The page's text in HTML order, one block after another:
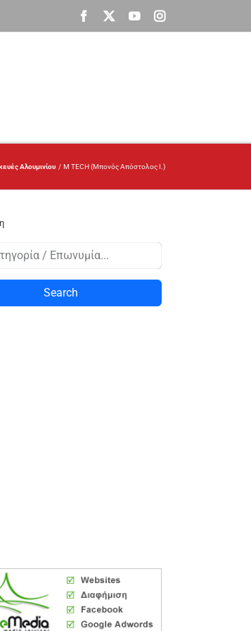
Facebook
X YouTubeInstagram
Αλουμινίου M TECH (Μπονός Απόστολος Ι.)
Search